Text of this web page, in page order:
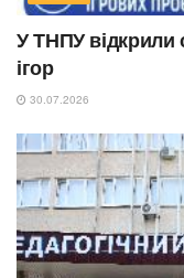
У ТНПУ відкрили
ігор
30.07.2026